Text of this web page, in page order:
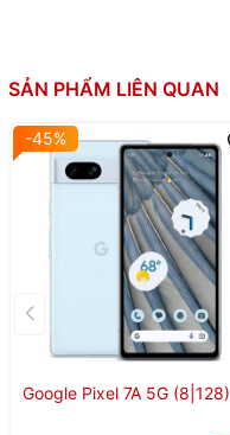
SẢN PHẨM LIÊN QUAN
-45%
Google Pixel 7A 5G (8|128)